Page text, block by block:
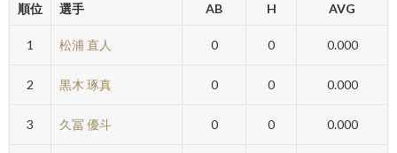
順位 選手 AB H AVG
1 松浦 直人 0 0 0.000
2 黒木 琢真 0 0 0.000
3 久冨 優斗 0 0 0.000